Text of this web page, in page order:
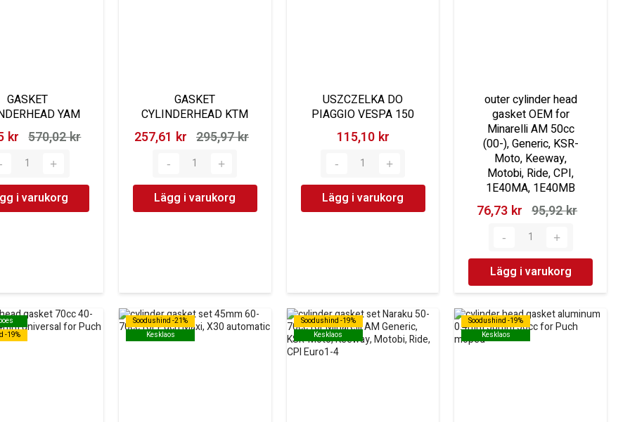
GASKET
YAM
kr‎ 570,02 kr‎
i varukorg
GASKET
CYLINDERHEAD KTM
257,61 kr‎ 295,97 kr‎
Lägg i varukorg
USZCZELKA DO
PIAGGIO VESPA 150
115,10 kr‎
Lägg i varukorg
outer cylinder head
gasket OEM for
Minarelli AM 50cc
(00-), Generic, KSR-
Moto, Keeway,
Motobi, Ride, CPI,
1E40MA, 1E40MB
76,73 kr‎ 95,92 kr‎
Lägg i varukorg
-19%
-19%
Soodushind -21%
Kesklaos
Soodushind -21%
Kesklaos
Soodushind -19%
Kesklaos
Soodushind -19%
Kesklaos
Soodushind -19%
Kesklaos
Soodushind -19%
Kesklaos